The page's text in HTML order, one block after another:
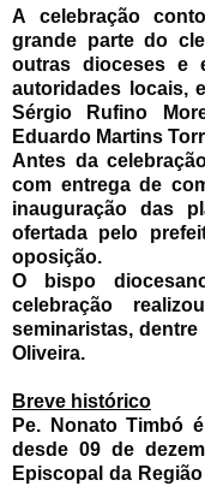
A celebração
grande parte do
outras dioceses e
autoridades locais,
Sérgio Rufino
Eduardo Martins
Antes da
com entrega de
inauguração das
ofertada pelo
oposição.
O bispo
celebração
seminaristas,
Oliveira.
Breve histórico
Pe. Nonato Timbó
desde 09 de
Episcopal da